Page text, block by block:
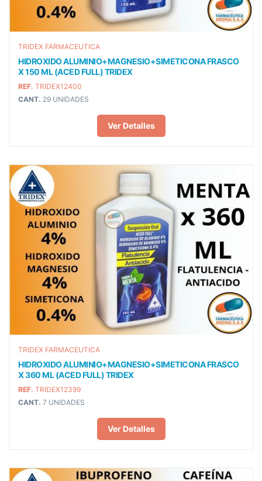
TRIDEX FARMACEUTICA
HIDROXIDO ALUMINIO+MAGNESIO+SIMETICONA FRASCO
X 150 ML (ACED FULL) TRIDEX
REF. TRIDEX12400
CANT. 29 UNIDADES
Ver Detalles
TRIDEX FARMACEUTICA
HIDROXIDO ALUMINIO+MAGNESIO+SIMETICONA FRASCO
X 360 ML (ACED FULL) TRIDEX
REF. TRIDEX12399
CANT. 7 UNIDADES
Ver Detalles